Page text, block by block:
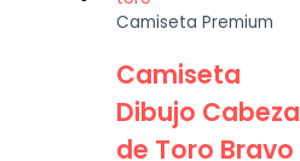
Camiseta Premium
Camiseta
Dibujo Cabeza
de Toro Bravo